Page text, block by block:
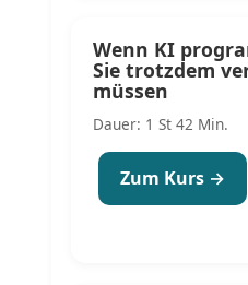
Wenn KI
Sie trotzdem
müssen
Dauer: 1 St 42 Min.
Zum Kurs →